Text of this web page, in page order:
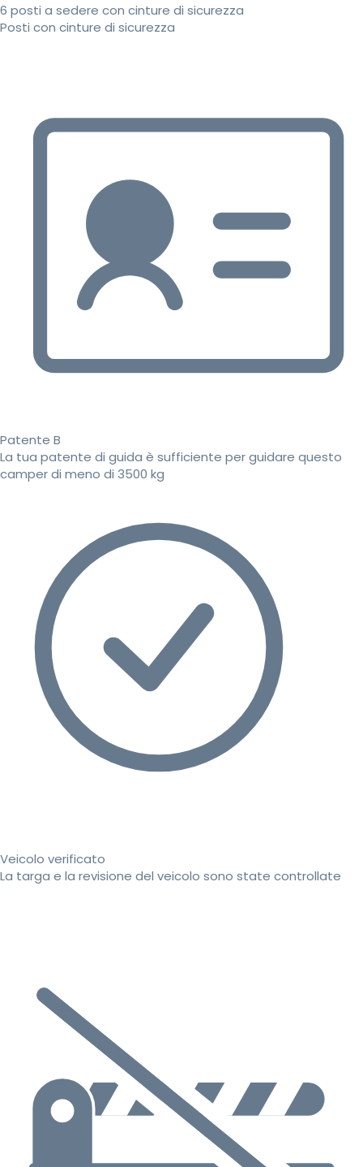
6 posti a sedere con cinture di sicurezza
Posti con cinture di sicurezza
Patente B
La tua patente di guida è sufficiente per guidare questo
camper di meno di 3500 kg
Veicolo verificato
La targa e la revisione del veicolo sono state controllate